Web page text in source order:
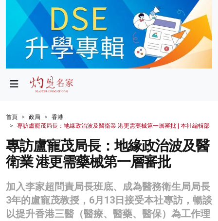
政局
財經
生活
健康
商業
科技
影片
首頁 政局
香港
專訪盧寵茂局長：地緣政治波及醫衛業 港更需藥械第一層審批 | 本社編輯部
專訪盧寵茂局長：地緣政治波及醫
衛業 港更需藥械第一層審批
加入李家超問責局長班底、成為醫務衛生局局長
3年的盧寵茂教授，6月13日接受本社專訪，暢談
以提升香港三醫（醫療、醫藥、醫保）為工作理